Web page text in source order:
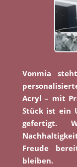
Vonmia
Acryl – mit
Stück ist ein
gefertigt.
Freude
bleiben.